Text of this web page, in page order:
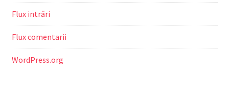
Flux intrări
Flux comentarii
WordPress.org